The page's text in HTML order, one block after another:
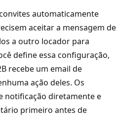
automaticamente
aceitar a mensagem de
a outro locador para
define essa configuração,
recebe um email de
ação deles. Os
notificação diretamente e
primeiro antes de